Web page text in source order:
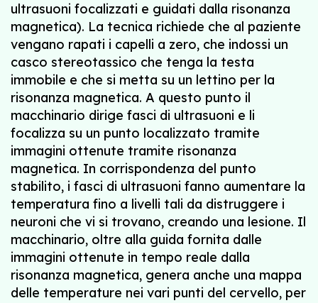
ultrasuoni focalizzati e guidati dalla risonanza
magnetica). La tecnica richiede che al paziente
vengano rapati i capelli a zero, che indossi un
casco stereotassico che tenga la testa
immobile e che si metta su un lettino per la
risonanza magnetica. A questo punto il
macchinario dirige fasci di ultrasuoni e li
focalizza su un punto localizzato tramite
immagini ottenute tramite risonanza
magnetica. In corrispondenza del punto
stabilito, i fasci di ultrasuoni fanno aumentare la
temperatura fino a livelli tali da distruggere i
neuroni che vi si trovano, creando una lesione. Il
macchinario, oltre alla guida fornita dalle
immagini ottenute in tempo reale dalla
risonanza magnetica, genera anche una mappa
delle temperature nei vari punti del cervello, per